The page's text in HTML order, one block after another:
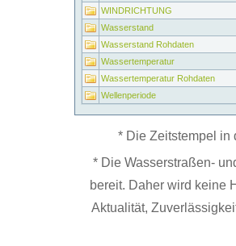
WINDRICHTUNG
Wasserstand
Wasserstand Rohdaten
Wassertemperatur
Wassertemperatur Rohdaten
Wellenperiode
* Die Zeitstempel in
* Die Wasserstraßen-
bereit. Daher wird keine
Aktualität,